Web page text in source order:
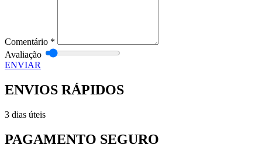
Comentário *
Avaliação
ENVIAR
ENVIOS RÁPIDOS
3 dias úteis
PAGAMENTO SEGURO